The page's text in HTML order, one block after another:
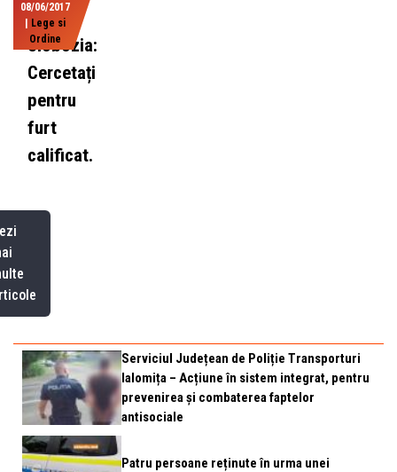
Serviciul Județean de Poliție Transporturi
Ialomița – Acțiune în sistem integrat, pentru
prevenirea și combaterea faptelor
antisociale
Patru persoane reținute în urma unei
08/06/2017
Lege si
Ordine
Slobozia:
Cercetați
pentru
furt
calificat.